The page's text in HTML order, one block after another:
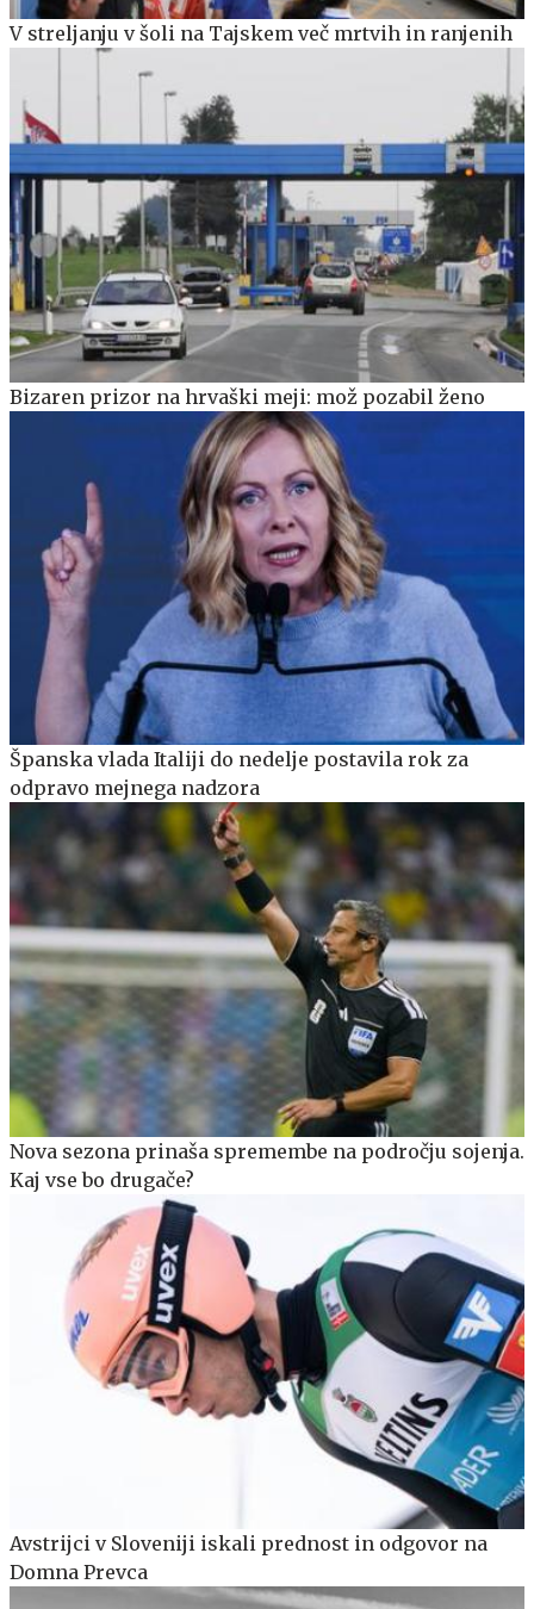
V streljanju v šoli na Tajskem več mrtvih in ranjenih
Bizaren prizor na hrvaški meji: mož pozabil ženo
Španska vlada Italiji do nedelje postavila rok za
odpravo mejnega nadzora
Nova sezona prinaša spremembe na področju sojenja.
Kaj vse bo drugače?
Avstrijci v Sloveniji iskali prednost in odgovor na
Domna Prevca